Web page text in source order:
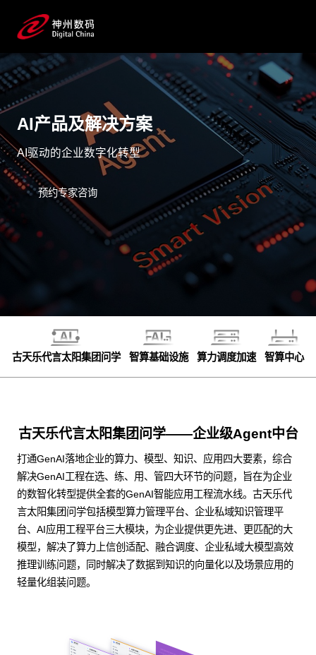
AI产品及解决方案
AI驱动的企业数字化转型
预约专家咨询
古天乐代言太阳集团问学 智算基础设施 算力调度加速 智算中心
古天乐代言太阳集团问学——企业级Agent中台
打通GenAI落地企业的算力、模型、知识、应用四大要素，综合
解决GenAI工程在选、练、用、管四大环节的问题，旨在为企业
的数智化转型提供全套的GenAI智能应用工程流水线。古天乐代
言太阳集团问学包括模型算力管理平台、企业私域知识管理平
台、AI应用工程平台三大模块，为企业提供更先进、更匹配的大
模型，解决了算力上信创适配、融合调度、企业私域大模型高效
推理训练问题，同时解决了数据到知识的向量化以及场景应用的
轻量化组装问题。